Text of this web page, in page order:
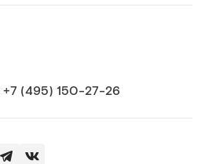
+7 (495) 150‑27‑26